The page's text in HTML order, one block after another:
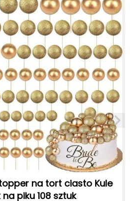
na tort ciasto Kule
piku 108 sztuk